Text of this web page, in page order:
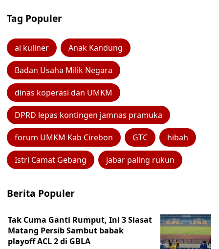
Tag Populer
ai kuliner Anak Kandung
Badan Usaha Milik Negara
dinas koperasi dan UMKM
DPRD lepas kontingen jamnas pramuka
forum UMKM Kab Cirebon GTC hibah
Istri Camat Gebang jabar paling rukun
Berita Populer
Tak Cuma Ganti Rumput, Ini 3 Siasat
Matang Persib Sambut babak
playoff ACL 2 di GBLA